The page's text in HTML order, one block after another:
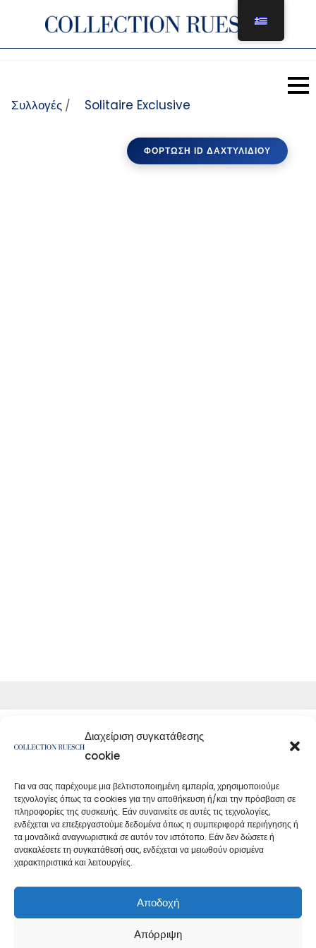
Διαχείριση συγκατάθεσης
cookie
Για να σας παρέχουμε μια βελτιστοποιημένη εμπειρία, χρησιμοποιούμε
τεχνολογίες όπως τα cookies για την αποθήκευση ή/και την πρόσβαση σε
πληροφορίες της συσκευής. Εάν συναινείτε σε αυτές τις τεχνολογίες,
ενδέχεται να επεξεργαστούμε δεδομένα όπως η συμπεριφορά περιήγησης ή
τα μοναδικά αναγνωριστικά σε αυτόν τον ιστότοπο. Εάν δεν δώσετε ή
ανακαλέσετε τη συγκατάθεσή σας, ενδέχεται να μειωθούν ορισμένα
χαρακτηριστικά και λειτουργίες.
Αποδοχή
Απόρριψη
Συλλογές / Solitaire Exclusive
ΦΌΡΤΩΣΗ ID ΔΑΧΤΥΛΙΔΙΟΎ
</article
Εκτύπωση